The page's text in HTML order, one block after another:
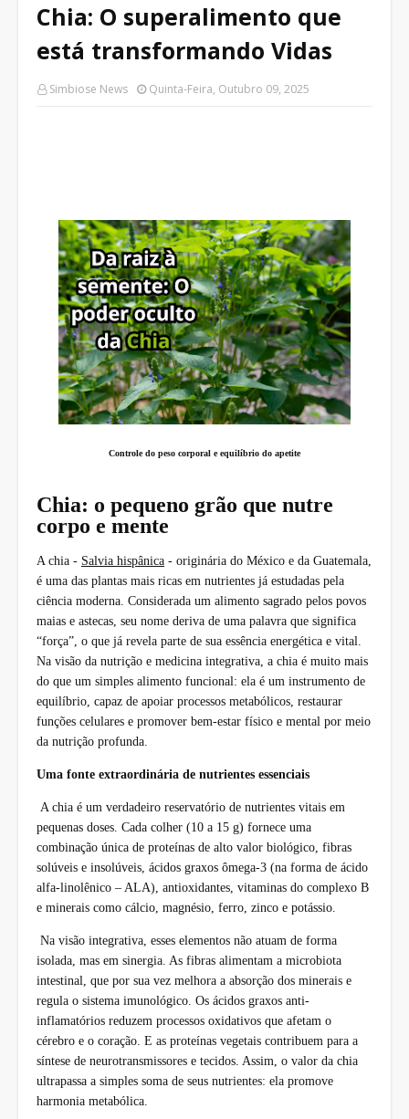
Chia: O superalimento que
está transformando Vidas
Simbiose News Quinta-Feira, Outubro 09, 2025
Controle do peso corporal e equilíbrio do apetite
Chia: o pequeno grão que nutre
corpo e mente
A chia - Salvia hispânica - originária do México e da Guatemala,
é uma das plantas mais ricas em nutrientes já estudadas pela
ciência moderna. Considerada um alimento sagrado pelos povos
maias e astecas, seu nome deriva de uma palavra que significa
“força”, o que já revela parte de sua essência energética e vital.
Na visão da nutrição e medicina integrativa, a chia é muito mais
do que um simples alimento funcional: ela é um instrumento de
equilíbrio, capaz de apoiar processos metabólicos, restaurar
funções celulares e promover bem-estar físico e mental por meio
da nutrição profunda.
Uma fonte extraordinária de nutrientes essenciais
A chia é um verdadeiro reservatório de nutrientes vitais em
pequenas doses. Cada colher (10 a 15 g) fornece uma
combinação única de proteínas de alto valor biológico, fibras
solúveis e insolúveis, ácidos graxos ômega-3 (na forma de ácido
alfa-linolênico – ALA), antioxidantes, vitaminas do complexo B
e minerais como cálcio, magnésio, ferro, zinco e potássio.
Na visão integrativa, esses elementos não atuam de forma
isolada, mas em sinergia. As fibras alimentam a microbiota
intestinal, que por sua vez melhora a absorção dos minerais e
regula o sistema imunológico. Os ácidos graxos anti-
inflamatórios reduzem processos oxidativos que afetam o
cérebro e o coração. E as proteínas vegetais contribuem para a
síntese de neurotransmissores e tecidos. Assim, o valor da chia
ultrapassa a simples soma de seus nutrientes: ela promove
harmonia metabólica.